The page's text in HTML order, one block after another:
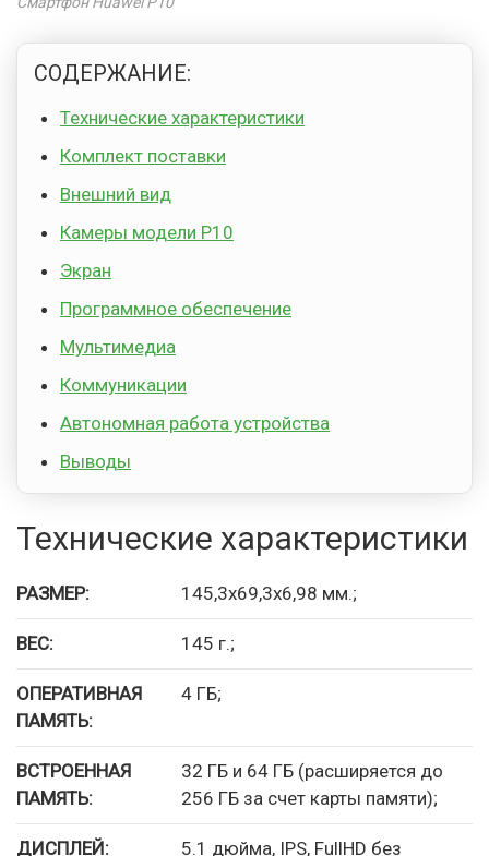
СОДЕРЖАНИЕ:
Технические характеристики
Комплект поставки
Внешний вид
Камеры модели P10
Экран
Программное обеспечение
Мультимедиа
Коммуникации
Автономная работа устройства
Выводы
Технические характеристики
РАЗМЕР: 145,3х69,3х6,98 мм.;
ВЕС: 145 г.;
ОПЕРАТИВНАЯ
ПАМЯТЬ:
4 ГБ;
ВСТРОЕННАЯ
ПАМЯТЬ:
32 ГБ и 64 ГБ (расширяется до
256 ГБ за счет карты памяти);
ДИСПЛЕЙ:
5.1 дюйма, IPS, FullHD без